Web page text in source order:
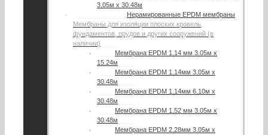
3.05м х 30.48м
Нерамированные EPDM мембраны
Мембраны для изоляции плоских кровель,
фундаментов, прудов и других сооружений (в
наличии)
Мембрана EPDM 1.14 мм 3.05м х
15.24м
Мембрана EPDM 1.14мм 3.05м х
30.48м
Мембрана EPDM 1.14мм 6.10м х
30.48м
Мембрана EPDM 1.52 мм 3.05м х
30.48м
Мембрана EPDM 2.28мм 3.05м х